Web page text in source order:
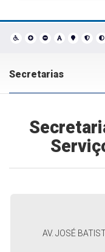
Secretarias
AV. JOSÉ